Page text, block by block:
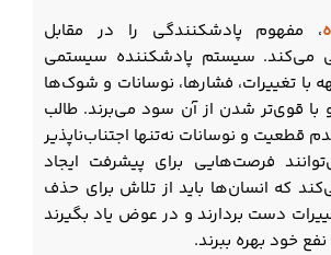
، مفهوم پادشکنندگی را در مقابل
می‌کند. سیستم پادشکننده سیستمی
با تغییرات، فشارها، نوسانات و شوک‌ها
با قوی‌تر شدن از آن سود می‌برند. طالب
قطعیت و نوسانات نه‌تنها اجتناب‌ناپذیر
فرصت‌هایی برای پیشرفت ایجاد
که انسان‌ها باید از تلاش برای حذف
دست بردارند و در عوض یاد بگیرند
خود بهره ببرند.